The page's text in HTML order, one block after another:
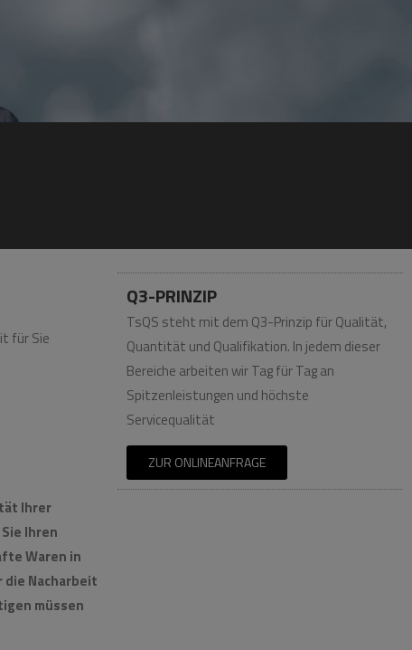
für Sie
Ihrer
Ihren
Waren in
die Nacharbeit
müssen
Q3-PRINZIP
TsQS steht mit dem Q3-Prinzip für Qualität,
Quantität und Qualifikation. In jedem dieser
Bereiche arbeiten wir Tag für Tag an
Spitzenleistungen und höchste
Servicequalität
ZUR ONLINEANFRAGE